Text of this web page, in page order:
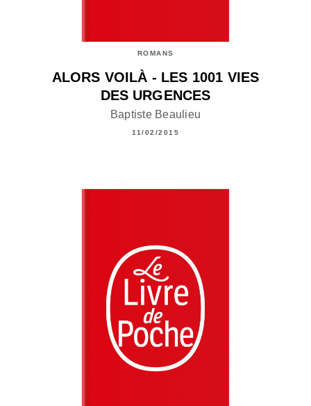
ROMANS
ALORS VOILÀ - LES 1001 VIES
DES URGENCES
Baptiste Beaulieu
11/02/2015